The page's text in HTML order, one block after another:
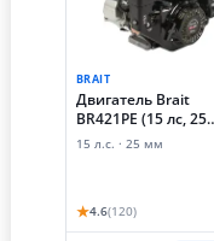
BRAIT
Двигатель Brait
BR421PE (15 лс, 25
мм, электростартер)
15 л.с. · 25 мм
★4.6(120)